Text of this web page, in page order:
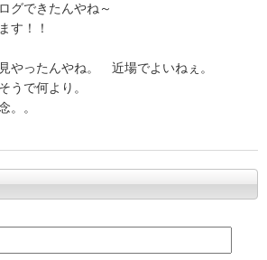
グできたんやね～
す！！
やったんやね。 近場でよいねぇ。
うで何より。
。。